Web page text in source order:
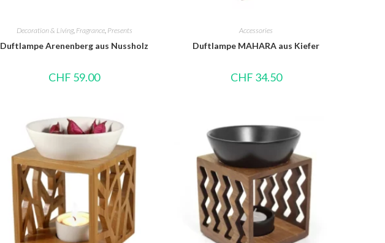
Decoration & Living, Fragrance, Presents
Duftlampe Arenenberg aus Nussholz
CHF 59.00
Accessories
Duftlampe MAHARA aus Kiefer
CHF 34.50